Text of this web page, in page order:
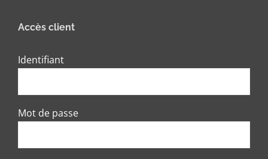
Accès client
Identifiant
Mot de passe